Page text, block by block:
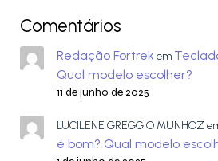
Comentários
Redação Fortrek em
Qual modelo escolher?
11 de junho de 2025
LUCILENE GREGGIO MUNHOZ
é bom? Qual modelo